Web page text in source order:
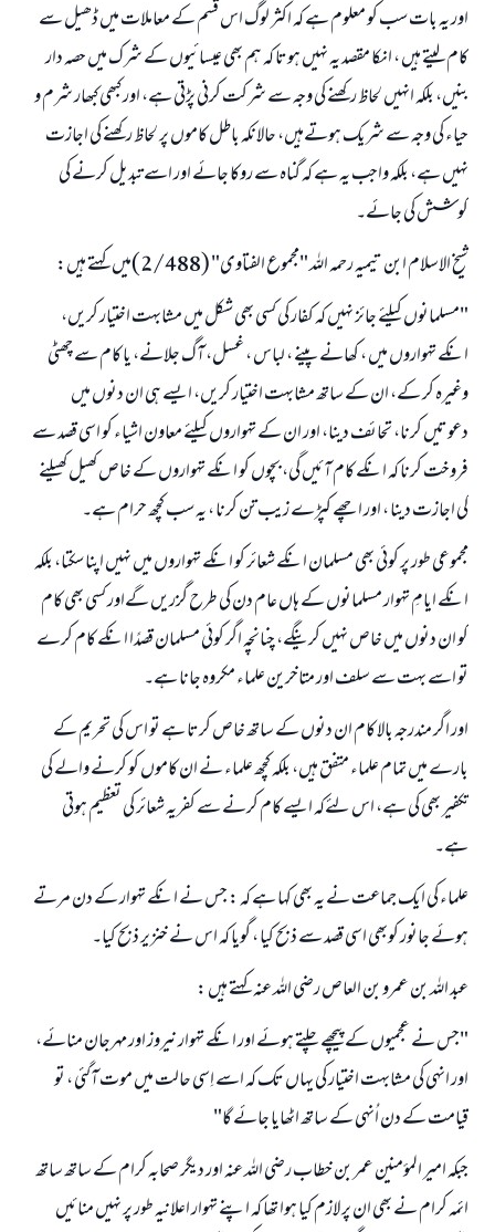
اور یہ بات سب کو معلوم ہے کہ اکثر لوگ اس قسم کے معاملات میں ڈھیل سے
کام لیتے ہیں ، انکا مقصد یہ نہیں ہوتا کہ ہم بھی عیسائیوں کے شرک میں حصہ دار
بنیں، بلکہ انہیں لحاظ رکھنے کی وجہ سے شرکت کرنی پڑتی ہے، اور کبھی کبھار شرم و
حیاء کی وجہ سے شریک ہوتےہیں، حالانکہ باطل کاموں پر لحاظ رکھنے کی اجازت
نہیں ہے، بلکہ واجب یہ ہے کہ گناہ سے روکا جائے اور اسے تبدیل کرنے کی
کوشش کی جائے۔
شیخ الاسلام ابن تیمیہ رحمہ اللہ "مجموع الفتاوى" (2/488)میں کہتے ہیں:
"مسلمانوں کیلئے جائز نہیں کہ کفار کی کسی بھی شکل میں مشابہت اختیار کریں،
انکے تہواروں میں ، کھانے پینے ، لباس ، غسل، آگ جلانے، یا کام سے چھٹی
وغیرہ کر کے، ان کے ساتھ مشابہت اختیار کریں، ایسے ہی ان دنوں میں
دعوتیں کرنا، تحائف دینا، اور ان کے تہواروں کیلئے معاون اشیاء کو اسی قصد سے
فروخت کرنا کہ انکے کام آئیں گی، بچوں کو انکے تہواروں کے خاص کھیل کھیلنے
کی اجازت دینا ، اور اچھے کپڑے زیب تن کرنا ، یہ سب کچھ حرام ہے۔
مجموعی طور پر کوئی بھی مسلمان انکے شعائر کو انکے تہواروں میں نہیں اپنا سکتا، بلکہ
انکے ایامِ تہوار مسلمانوں کے ہاں عام دن کی طرح گزریں گےاور کسی بھی کام
کو ان دنوں میں خاص نہیں کرینگے، چنانچہ اگر کوئی مسلمان قصدًا انکے کام کرے
تو اسے بہت سے سلف اور متاخرین علماء مکروہ جانا ہے۔
اور اگر مندرجہ بالا کام ان دنوں کے ساتھ خاص کرتا ہے تو اس کی تحریم کے
بارے میں تمام علماء متفق ہیں، بلکہ کچھ علماء نے ان کاموں کو کرنے والے کی
تکفیر بھی کی ہے، اس لئےکہ ایسے کام کرنے سے کفریہ شعائر کی تعظیم ہوتی
ہے۔
علماء کی ایک جماعت نے یہ بھی کہا ہے کہ : جس نے انکے تہوار کے دن مرتے
ہوئے جانور کوبھی اسی قصد سے ذبح کیا ، گویا کہ اس نے خنزیر ذبح کیا۔
عبد اللہ بن عمرو بن العاص رضی اللہ عنہ کہتے ہیں :
"جس نے عجمیوں کے پیچھے چلتے ہوئے اور انکے تہوار نیروز اور مہرجان منائے،
اور انہی کی مشابہت اختیار کی یہاں تک کہ اسے اِسی حالت میں موت آگئی ، تو
قیامت کے دن اُنہی کے ساتھ اٹھایا جائے گا"
جبکہ امیر المؤمنین عمر بن خطاب رضی اللہ عنہ اور دیگر صحابہ کرام کے ساتھ ساتھ
ائمہ کرام نے بھی ان پر لازم کیا ہوا تھا کہ اپنے تہوار اعلانیہ طور پر نہیں منائیں
جواب نمبر 110845 نے نکاح ٹوٹنے سے بچایا۔